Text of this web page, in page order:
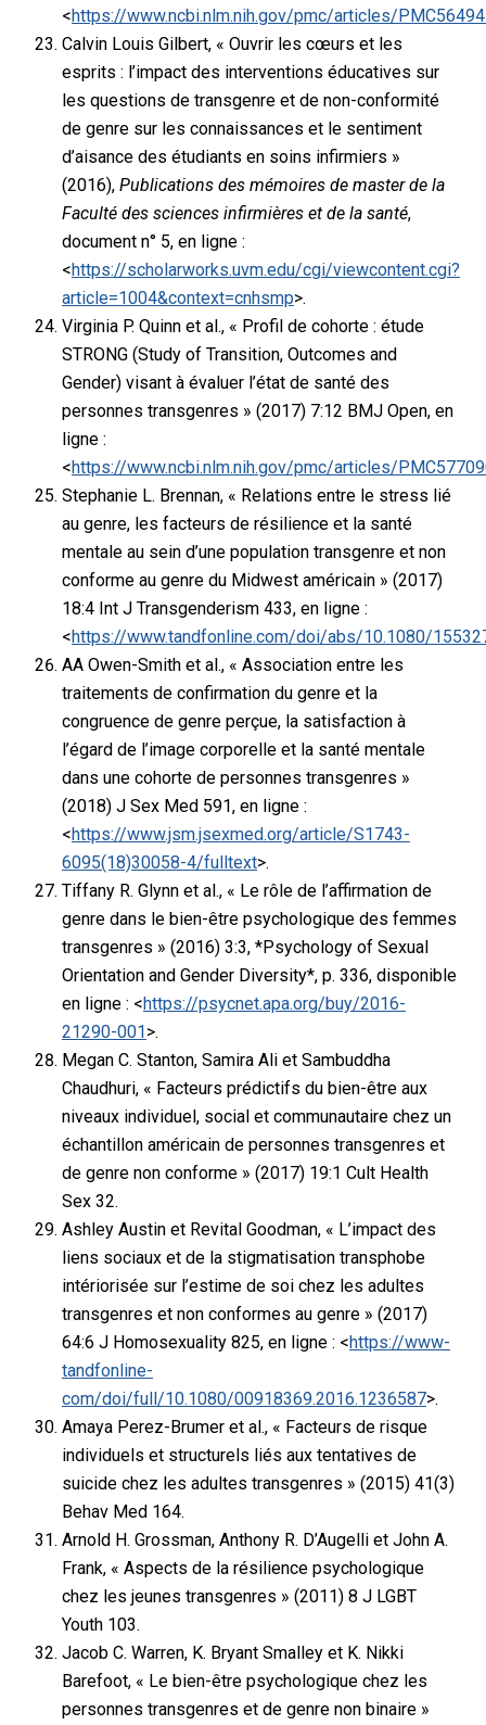
<https://www.ncbi.nlm.nih.gov/pmc/articles/
Calvin Louis Gilbert, « Ouvrir les cœurs et les
esprits : l’impact des interventions éducatives sur
les questions de transgenre et de non-conformité
de genre sur les connaissances et le sentiment
d’aisance des étudiants en soins infirmiers »
(2016), Publications des mémoires de master de la
Faculté des sciences infirmières et de la santé,
document n° 5, en ligne :
<https://scholarworks.uvm.edu/cgi/viewcontent.cgi?
article=1004&context=cnhsmp>.
Virginia P. Quinn et al., « Profil de cohorte : étude
STRONG (Study of Transition, Outcomes and
Gender) visant à évaluer l’état de santé des
personnes transgenres » (2017) 7:12 BMJ Open, en
ligne :
<https://www.ncbi.nlm.nih.gov/pmc/articles/
Stephanie L. Brennan, « Relations entre le stress lié
au genre, les facteurs de résilience et la santé
mentale au sein d’une population transgenre et non
conforme au genre du Midwest américain » (2017)
18:4 Int J Transgenderism 433, en ligne :
<https://www.tandfonline.com/doi/abs/10.1080/
AA Owen-Smith et al., « Association entre les
traitements de confirmation du genre et la
congruence de genre perçue, la satisfaction à
l’égard de l’image corporelle et la santé mentale
dans une cohorte de personnes transgenres »
(2018) J Sex Med 591, en ligne :
<https://www.jsm.jsexmed.org/article/S1743-
6095(18)30058-4/fulltext>.
Tiffany R. Glynn et al., « Le rôle de l’affirmation de
genre dans le bien-être psychologique des femmes
transgenres » (2016) 3:3, *Psychology of Sexual
Orientation and Gender Diversity*, p. 336, disponible
en ligne : <https://psycnet.apa.org/buy/2016-
21290-001>.
Megan C. Stanton, Samira Ali et Sambuddha
Chaudhuri, « Facteurs prédictifs du bien-être aux
niveaux individuel, social et communautaire chez un
échantillon américain de personnes transgenres et
de genre non conforme » (2017) 19:1 Cult Health
Sex 32.
Ashley Austin et Revital Goodman, « L’impact des
liens sociaux et de la stigmatisation transphobe
intériorisée sur l’estime de soi chez les adultes
transgenres et non conformes au genre » (2017)
64:6 J Homosexuality 825, en ligne : <https://www-
tandfonline-
com/doi/full/10.1080/00918369.2016.1236587>.
Amaya Perez-Brumer et al., « Facteurs de risque
individuels et structurels liés aux tentatives de
suicide chez les adultes transgenres » (2015) 41(3)
Behav Med 164.
Arnold H. Grossman, Anthony R. D’Augelli et John A.
Frank, « Aspects de la résilience psychologique
chez les jeunes transgenres » (2011) 8 J LGBT
Youth 103.
Jacob C. Warren, K. Bryant Smalley et K. Nikki
Barefoot, « Le bien-être psychologique chez les
personnes transgenres et de genre non binaire »